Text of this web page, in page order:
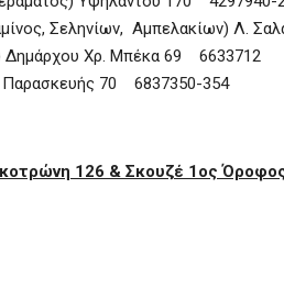
Σεληνίων, Αμπελακίων) Λ.
Δημάρχου Χρ. Μπέκα 69 6633712
Παρασκευής 70 6837350-354
126 & Σκουζέ 1ος